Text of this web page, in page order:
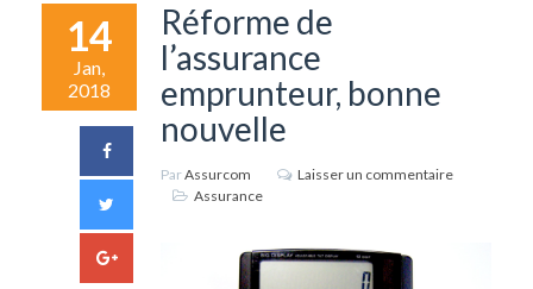
14
Jan,
2018
Réforme de
l’assurance
emprunteur, bonne
nouvelle
ParAssurcom
Laisser un commentaire
Assurance